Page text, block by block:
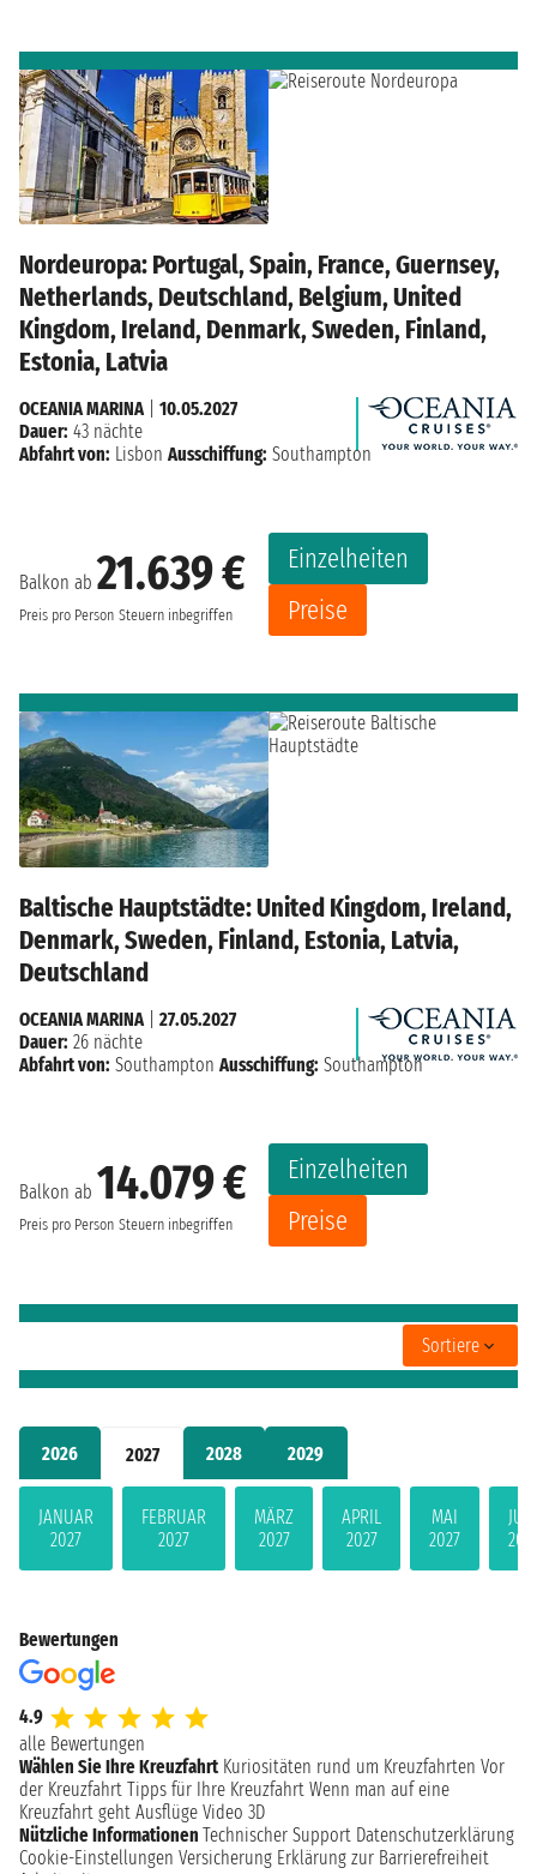
2026 2027 2028 2029
JANUAR
2027
FEBRUAR
2027
MÄRZ
2027
APRIL
2027
MAI
2027
Nordeuropa: Portugal, Spain, France, Guernsey,
Netherlands, Deutschland, Belgium, United
Kingdom, Ireland, Denmark, Sweden, Finland,
Estonia, Latvia
Balkon ab 21.639 €
Preis pro Person Steuern inbegriffen
Einzelheiten
Preise
OCEANIA MARINA| 10.05.2027
Dauer: 43 nächte
Abfahrt von: Lisbon Ausschiffung: Southampton
Baltische Hauptstädte: United Kingdom, Ireland,
Denmark, Sweden, Finland, Estonia, Latvia,
Deutschland
Balkon ab 14.079 €
Preis pro Person Steuern inbegriffen
Einzelheiten
Preise
OCEANIA MARINA| 27.05.2027
Dauer: 26 nächte
Abfahrt von: Southampton Ausschiffung: Southampton
Sortiere
Bewertungen
4.9
alle Bewertungen
Wählen Sie Ihre Kreuzfahrt Kuriositäten rund um Kreuzfahrten Vor
der Kreuzfahrt Tipps für Ihre Kreuzfahrt Wenn man auf eine
Kreuzfahrt geht Ausflüge Video 3D
Nützliche Informationen Technischer Support Datenschutzerklärung
Cookie-Einstellungen Versicherung Erklärung zur Barrierefreiheit